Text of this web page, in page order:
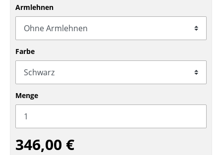
Schaukelstühle
Bürodrehstühle
Einzelteile
... alle Sitzmöbel
Tische
Esstische
Armlehnen
Farbe
Menge
346,00 €